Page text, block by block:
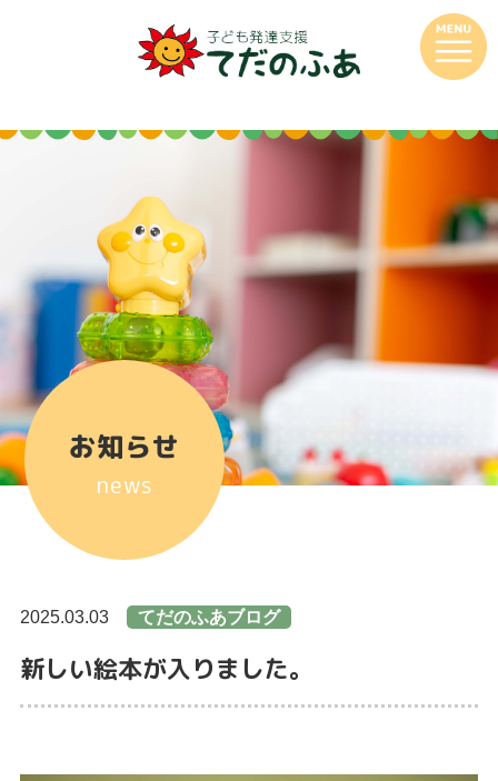
お知らせ
news
2025.03.03 てだのふあブログ
新しい絵本が入りました。